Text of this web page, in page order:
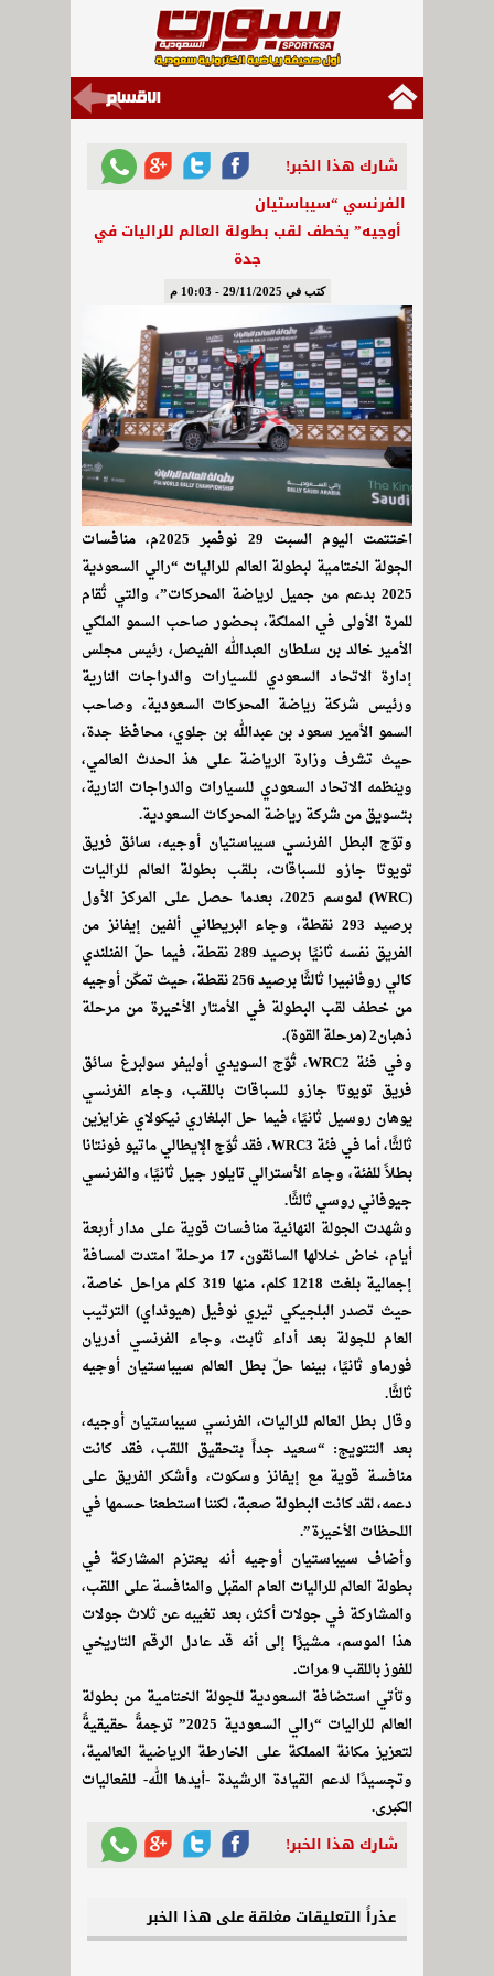
شارك هذا الخبر!
الفرنسي “سيباستيان
أوجيه” يخطف لقب بطولة العالم للراليات في
جدة
كتب في 29/11/2025 - 10:03 م
اختتمت اليوم السبت 29 نوفمبر 2025م، منافسات
الجولة الختامية لبطولة العالم للراليات “رالي السعودية
2025 بدعم من جميل لرياضة المحركات”، والتي تُقام
للمرة الأولى في المملكة، بحضور صاحب السمو الملكي
الأمير خالد بن سلطان العبدالله الفيصل، رئيس مجلس
إدارة الاتحاد السعودي للسيارات والدراجات النارية
ورئيس شركة رياضة المحركات السعودية، وصاحب
السمو الأمير سعود بن عبدالله بن جلوي، محافظ جدة،
حيث تشرف وزارة الرياضة على هذ الحدث العالمي،
وينظمه الاتحاد السعودي للسيارات والدراجات النارية،
بتسويق من شركة رياضة المحركات السعودية.
وتوّج البطل الفرنسي سيباستيان أوجيه، سائق فريق
تويوتا جازو للسباقات، بلقب بطولة العالم للراليات
(WRC) لموسم 2025، بعدما حصل على المركز الأول
برصيد 293 نقطة، وجاء البريطاني ألفين إيفانز من
الفريق نفسه ثانيًا برصيد 289 نقطة، فيما حلّ الفنلندي
كالي روفانبيرا ثالثًا برصيد 256 نقطة، حيث تمكّن أوجيه
من خطف لقب البطولة في الأمتار الأخيرة من مرحلة
ذهبان2 (مرحلة القوة).
وفي فئة WRC2، تُوّج السويدي أوليفر سولبرغ سائق
فريق تويوتا جازو للسباقات باللقب، وجاء الفرنسي
يوهان روسيل ثانيًا، فيما حل البلغاري نيكولاي غرايزين
ثالثًا، أما في فئة WRC3، فقد تُوّج الإيطالي ماتيو فونتانا
بطلاً للفئة، وجاء الأسترالي تايلور جيل ثانيًا، والفرنسي
جيوفاني روسي ثالثًا.
وشهدت الجولة النهائية منافسات قوية على مدار أربعة
أيام، خاض خلالها السائقون، 17 مرحلة امتدت لمسافة
إجمالية بلغت 1218 كلم، منها 319 كلم مراحل خاصة،
حيث تصدر البلجيكي تيري نوفيل (هيونداي) الترتيب
العام للجولة بعد أداء ثابت، وجاء الفرنسي أدريان
فورماو ثانيًا، بينما حلّ بطل العالم سيباستيان أوجيه
ثالثًا.
وقال بطل العالم للراليات، الفرنسي سيباستيان أوجيه،
بعد التتويج: “سعيد جداً بتحقيق اللقب، فقد كانت
منافسة قوية مع إيفانز وسكوت، وأشكر الفريق على
دعمه، لقد كانت البطولة صعبة، لكننا استطعنا حسمها في
اللحظات الأخيرة”.
وأضاف سيباستيان أوجيه أنه يعتزم المشاركة في
بطولة العالم للراليات العام المقبل والمنافسة على اللقب،
والمشاركة في جولات أكثر، بعد تغيبه عن ثلاث جولات
هذا الموسم، مشيرًا إلى أنه قد عادل الرقم التاريخي
للفوز باللقب 9 مرات.
وتأتي استضافة السعودية للجولة الختامية من بطولة
العالم للراليات “رالي السعودية 2025” ترجمةً حقيقيةً
لتعزيز مكانة المملكة على الخارطة الرياضية العالمية،
وتجسيدًا لدعم القيادة الرشيدة -أيدها الله- للفعاليات
الكبرى.
شارك هذا الخبر!
عذراً التعليقات مغلقة على هذا الخبر